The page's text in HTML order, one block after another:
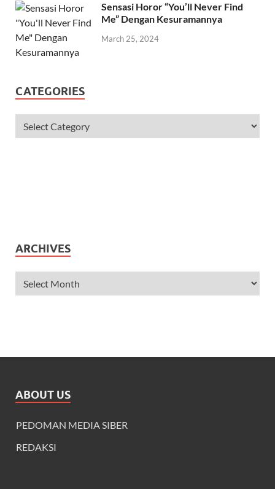
Sensasi Horor “You’ll Never Find
Me” Dengan Kesuramannya
March 25, 2024
CATEGORIES
ARCHIVES
ABOUT US
PEDOMAN MEDIA SIBER
REDAKSI